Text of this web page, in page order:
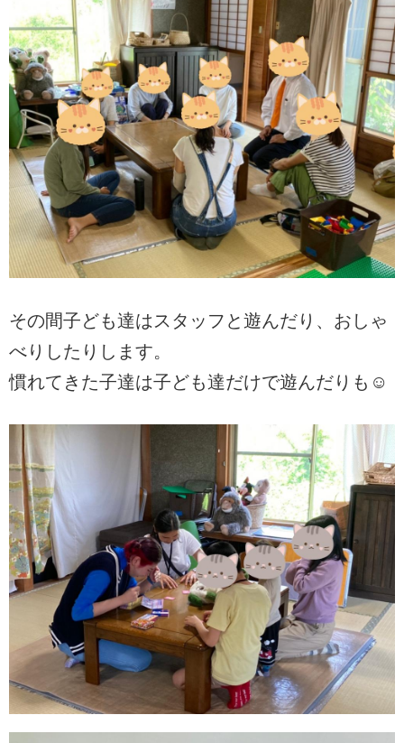
その間子ども達はスタッフと遊んだり、おしゃ
べりしたりします。
慣れてきた子達は子ども達だけで遊んだりも☺️